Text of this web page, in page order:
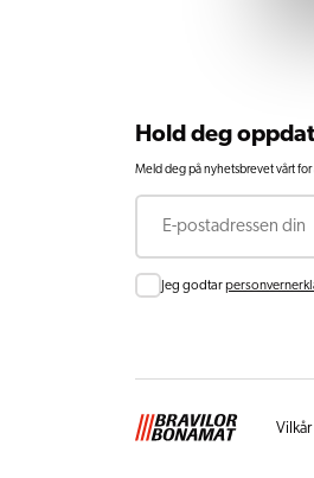
Hold deg
Meld deg på nyhetsbrevet vårt
E-post
Consent
Jeg godtar